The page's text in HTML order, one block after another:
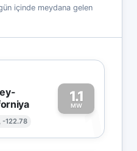
içinde meydana gelen
-122.78
1.1
MW1